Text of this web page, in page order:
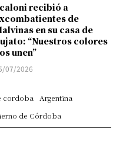
recibió a
de
en su casa de
“Nuestros colores
unen”
07/2026
cordoba
Argentina
de Córdoba